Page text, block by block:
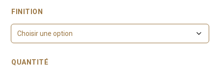
FINITION
QUANTITÉ